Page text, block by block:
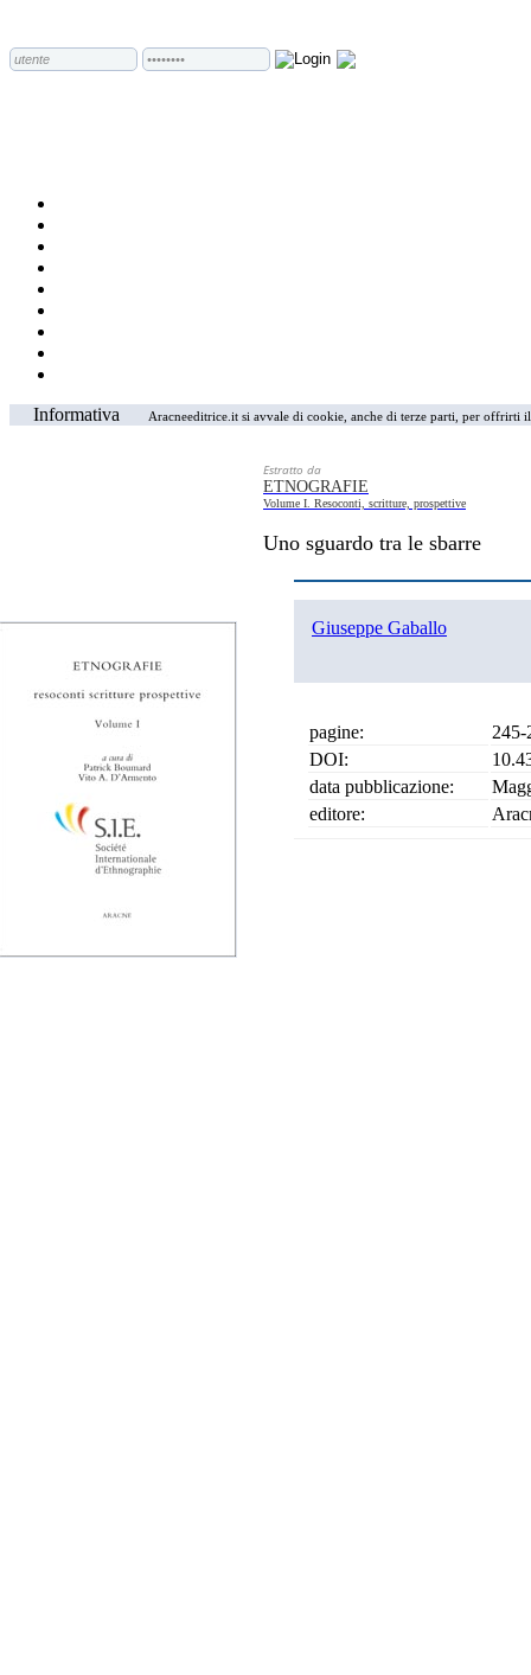
Informativa Aracneeditrice.it si avvale di cookie, anche di terze parti, per
Estratto da
ETNOGRAFIE
Volume I. Resoconti, scritture, prospettive
Uno sguardo tra le sbarre
Giuseppe Gaballo
pagine:
245-
DOI:
data pubblicazione:
editore: